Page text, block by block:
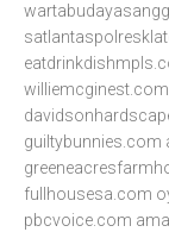
williemcginest.com
guiltybunnies.com
fullhousesa.com
pbcvoice.com